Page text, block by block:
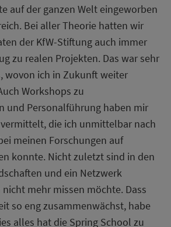
auf der ganzen Welt eingeworben
Bei aller Theorie hatten wir
der KfW-Stiftung auch immer
zu realen Projekten. Das war sehr
wovon ich in Zukunft weiter
Workshops zu
und Personalführung haben mir
die ich unmittelbar nach
meinen Forschungen auf
konnte. Nicht zuletzt sind in den
und ein Netzwerk
mehr missen möchte. Dass
so eng zusammenwächst, habe
alles hat die Spring School zu